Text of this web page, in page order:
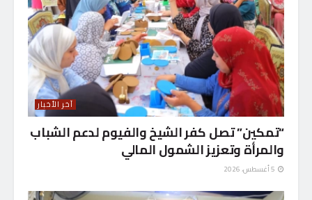
آخر الأخبار
“تمكين” تصل كفر الشيخ والفيوم لدعم الشباب
والمرأة وتعزيز الشمول المالي